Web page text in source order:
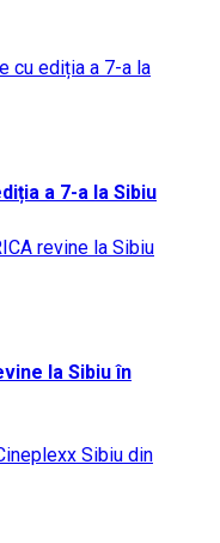
a 7-a la Sibiu
la Sibiu în